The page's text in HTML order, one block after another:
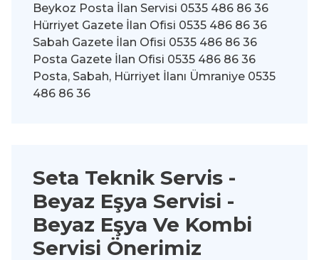
Beykoz Posta İlan Servisi 0535 486 86 36
Hürriyet Gazete İlan Ofisi 0535 486 86 36
Sabah Gazete İlan Ofisi 0535 486 86 36
Posta Gazete İlan Ofisi 0535 486 86 36
Posta, Sabah, Hürriyet İlanı Ümraniye 0535
486 86 36
Seta Teknik Servis -
Beyaz Eşya Servisi -
Beyaz Eşya Ve Kombi
Servisi Önerimiz